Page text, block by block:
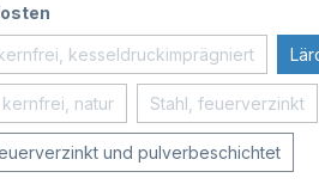
kesseldruckimprägniert
natur Stahl, feuerverzinkt
und pulverbeschichtet